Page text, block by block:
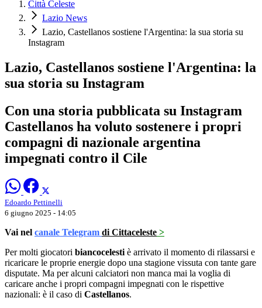
Città Celeste
Lazio News
Lazio, Castellanos sostiene l'Argentina: la sua storia su
Instagram
Lazio, Castellanos sostiene l'Argentina: la
sua storia su Instagram
Con una storia pubblicata su Instagram
Castellanos ha voluto sostenere i propri
compagni di nazionale argentina
impegnati contro il Cile
Edoardo Pettinelli
6 giugno 2025 - 14:05
Vai nel canale Telegram di Cittaceleste >
Per molti giocatori biancocelesti è arrivato il momento di rilassarsi e
ricaricare le proprie energie dopo una stagione vissuta con tante gare
disputate. Ma per alcuni calciatori non manca mai la voglia di
caricare anche i propri compagni impegnati con le rispettive
nazionali: è il caso di Castellanos.